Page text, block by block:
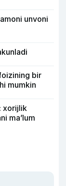
unvoni
bir
mumkin
xorijlik
ma’lum